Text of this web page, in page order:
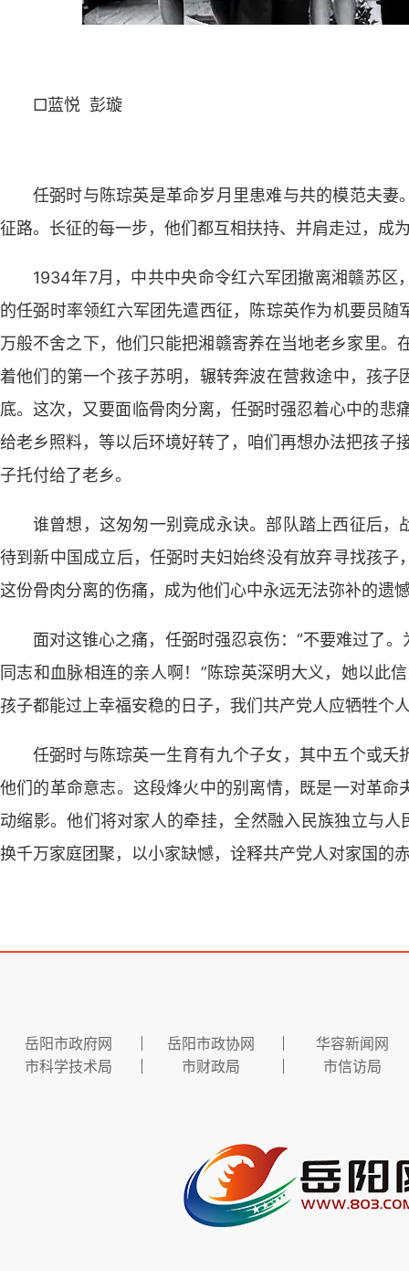
□蓝悦 彭璇
任弼时与陈琮英是革命岁月里患难与共的模范夫
征路。长征的每一步，他们都互相扶持、并肩走过，成
1934年7月，中共中央命令红六军团撤离湘赣苏
的任弼时率领红六军团先遣西征，陈琮英作为机要员
万般不舍之下，他们只能把湘赣寄养在当地老乡家里
着他们的第一个孩子苏明，辗转奔波在营救途中，孩
底。这次，又要面临骨肉分离，任弼时强忍着心中的悲
给老乡照料，等以后环境好转了，咱们再想办法把孩子
子托付给了老乡。
谁曾想，这匆匆一别竟成永诀。部队踏上西征后
待到新中国成立后，任弼时夫妇始终没有放弃寻找孩
这份骨肉分离的伤痛，成为他们心中永远无法弥补的遗
面对这锥心之痛，任弼时强忍哀伤：“不要难过了
同志和血脉相连的亲人啊！”陈琮英深明大义，她以此
孩子都能过上幸福安稳的日子，我们共产党人应牺牲个
任弼时与陈琮英一生育有九个子女，其中五个或
他们的革命意志。这段烽火中的别离情，既是一对革
动缩影。他们将对家人的牵挂，全然融入民族独立与
换千万家庭团聚，以小家缺憾，诠释共产党人对家国的
岳阳市政府网 岳阳市政协网
华容新闻网
市科学技术局
市财政局 市信访局